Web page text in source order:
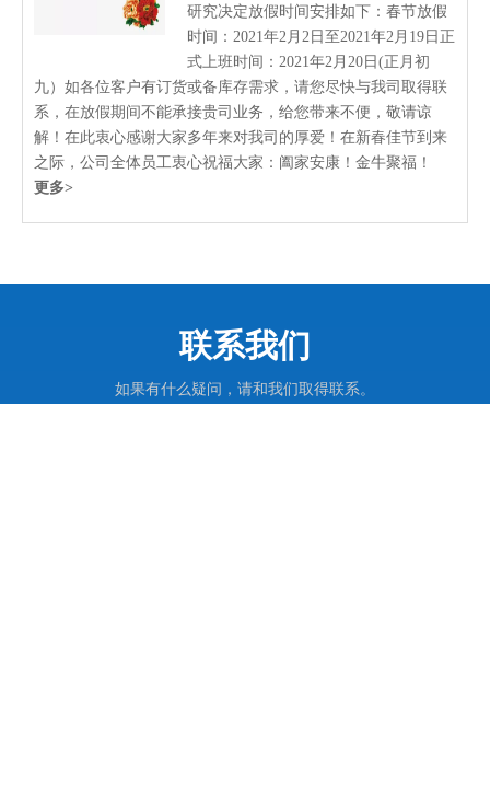
研究决定放假时间安排如下：春节放假
时间：2021年2月2日至2021年2月19日正
式上班时间：2021年2月20日(正月初
九）如各位客户有订货或备库存需求，请您尽快与我司取得联
系，在放假期间不能承接贵司业务，给您带来不便，敬请谅
解！在此衷心感谢大家多年来对我司的厚爱！在新春佳节到来
之际，公司全体员工衷心祝福大家：阖家安康！金牛聚福！
更多>
联系我们
如果有什么疑问，请和我们取得联系。